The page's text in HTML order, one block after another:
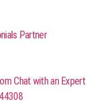
Partner
Chat with an Expert